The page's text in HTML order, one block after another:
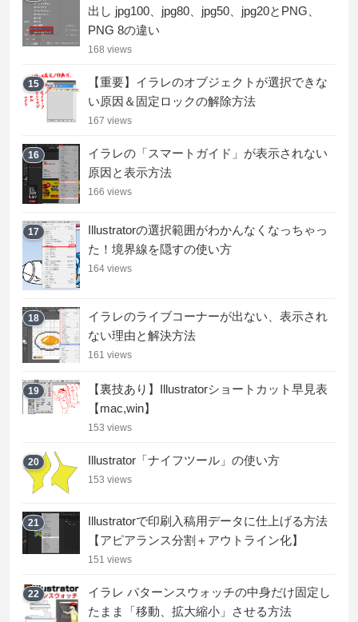
出し jpg100、jpg80、jpg50、jpg20とPNG、
PNG 8の違い
168 views
15
【重要】イラレのオブジェクトが選択できな
い原因＆固定ロックの解除方法
167 views
16
イラレの「スマートガイド」が表示されない
原因と表示方法
166 views
17
Illustratorの選択範囲がわかんなくなっちゃっ
た！境界線を隠すの使い方
164 views
18
イラレのライブコーナーが出ない、表示され
ない理由と解決方法
161 views
19
【裏技あり】Illustratorショートカット早見表
【mac,win】
153 views
20 Illustrator「ナイフツール」の使い方
153 views
21
Illustratorで印刷入稿用データに仕上げる方法
【アピアランス分割＋アウトライン化】
151 views
22
イラレ パターンスウォッチの中身だけ固定し
たまま「移動、拡大縮小」させる方法